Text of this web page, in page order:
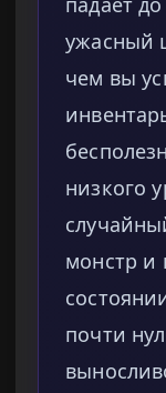
ужасный
чем вы
низкого
монстр и
почти